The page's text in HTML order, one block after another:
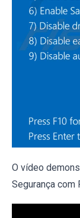
O vídeo
Segurança com